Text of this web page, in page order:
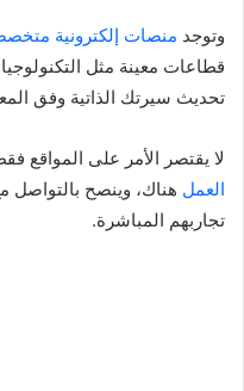
وتوجد منصات إلكترونية
قطاعات معينة مثل
تحديث سيرتك الذاتية وفق
لا يقتصر الأمر على المواقع
العمل هناك، وينصح بالتواصل
تجاربهم المباشرة.